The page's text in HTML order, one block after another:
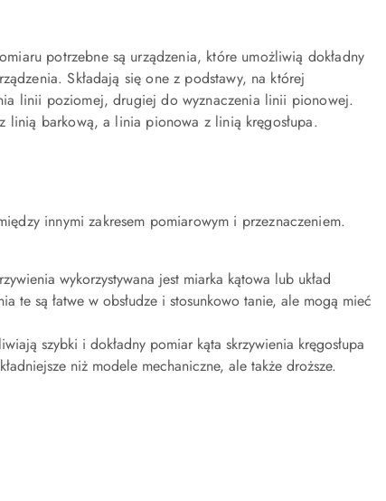
potrzebne są urządzenia, które umożliwią dokładny
Składają się one z podstawy, na której
linii poziomej, drugiej do wyznaczenia linii pionowej.
linią barkową, a linia pionowa z linią kręgosłupa.
innymi zakresem pomiarowym i przeznaczeniem.
wykorzystywana jest miarka kątowa lub układ
te są łatwe w obsłudze i stosunkowo tanie, ale mogą mieć
szybki i dokładny pomiar kąta skrzywienia kręgosłupa
niż modele mechaniczne, ale także droższe.